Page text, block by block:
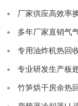
多年厂家直销气
专用油炸机热回
专业研发生产板